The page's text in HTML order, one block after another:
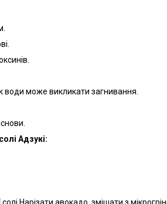
води може викликати загнивання.
Адзукі:
Нарізати авокадо, змішати з